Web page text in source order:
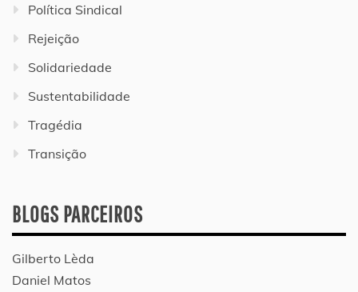
Política Sindical
Rejeição
Solidariedade
Sustentabilidade
Tragédia
Transição
BLOGS PARCEIROS
Gilberto Lèda
Daniel Matos